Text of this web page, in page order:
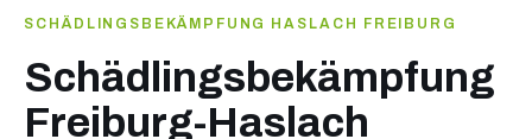
SCHÄDLINGSBEKÄMPFUNG HASLACH FREIBURG
Schädlingsbekämpfung
Freiburg-Haslach